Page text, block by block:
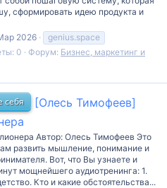
сформировать идею продукта и
2026
genius.space
0 Форум: Бизнес, маркетинг и
себя
[Олесь Тимофеев]
Автор: Олесь Тимофеев Это
развить мышление, понимание и
Вот, что Вы узнаете и
мощнейшего аудиотренинга: 1.
Кто и какие обстоятельства...